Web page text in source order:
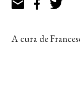
A cura de